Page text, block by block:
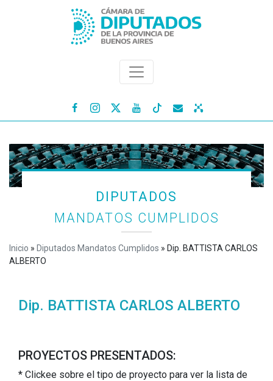
   
DIPUTADOS
MANDATOS CUMPLIDOS
Inicio » Diputados Mandatos Cumplidos » Dip. BATTISTA CARLOS
ALBERTO
Dip. BATTISTA CARLOS ALBERTO
PROYECTOS PRESENTADOS:
* Clickee sobre el tipo de proyecto para ver la lista de